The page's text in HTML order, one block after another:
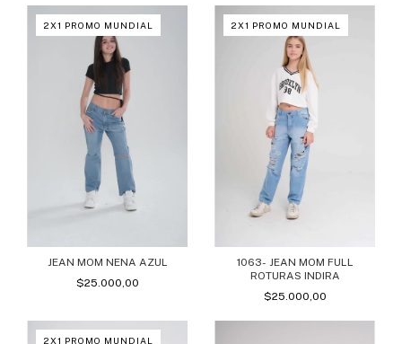
2X1 PROMO MUNDIAL
JEAN MOM NENA AZUL
$25.000,00
2X1 PROMO MUNDIAL
1063- JEAN MOM FULL
ROTURAS INDIRA
$25.000,00
2X1 PROMO MUNDIAL